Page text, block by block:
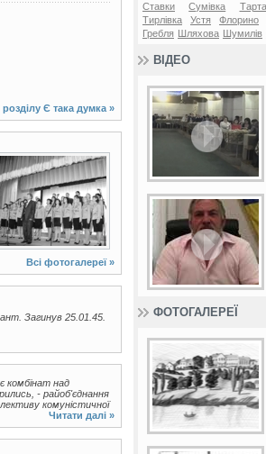
розділу Є така думка »
2 фото
Всі фотогалереї »
Загинув 25.01.45.
комбінат над
- райоб'єднання
комуністичної
Читати далі »
Ставки
Сумівка
Тирлівка
Устя Флорино
Гребля
Шляхова Шумилів
ВІДЕО
ФОТОГАЛЕРЕЇ